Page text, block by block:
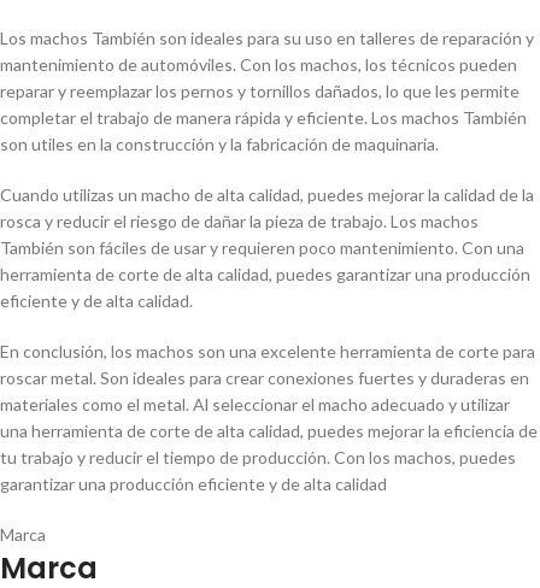
Los machos También son ideales para su uso en talleres de reparación y
mantenimiento de automóviles. Con los machos, los técnicos pueden
reparar y reemplazar los pernos y tornillos dañados, lo que les permite
completar el trabajo de manera rápida y eficiente. Los machos También
son utiles en la construcción y la fabricación de maquinaria.
Cuando utilizas un macho de alta calidad, puedes mejorar la calidad de la
rosca y reducir el riesgo de dañar la pieza de trabajo. Los machos
También son fáciles de usar y requieren poco mantenimiento. Con una
herramienta de corte de alta calidad, puedes garantizar una producción
eficiente y de alta calidad.
En conclusión, los machos son una excelente herramienta de corte para
roscar metal. Son ideales para crear conexiones fuertes y duraderas en
materiales como el metal. Al seleccionar el macho adecuado y utilizar
una herramienta de corte de alta calidad, puedes mejorar la eficiencia de
tu trabajo y reducir el tiempo de producción. Con los machos, puedes
garantizar una producción eficiente y de alta calidad
Marca
Marca